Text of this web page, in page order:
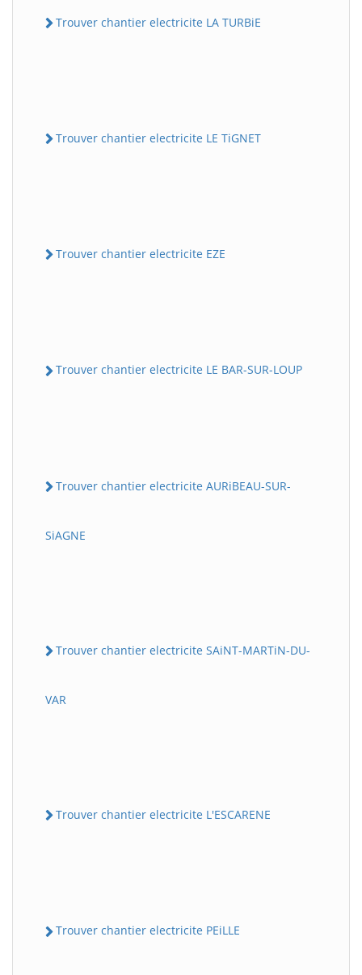
Trouver chantier electricite LA TURBiE
Trouver chantier electricite LE TiGNET
Trouver chantier electricite EZE
Trouver chantier electricite LE BAR-SUR-LOUP
Trouver chantier electricite AURiBEAU-SUR-
SiAGNE
Trouver chantier electricite SAiNT-MARTiN-DU-
VAR
Trouver chantier electricite L'ESCARENE
Trouver chantier electricite PEiLLE